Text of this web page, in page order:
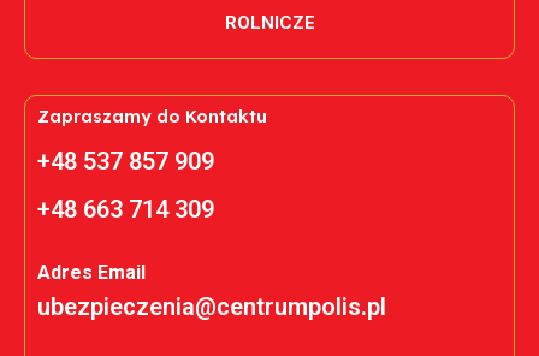
ROLNICZE
Zapraszamy do Kontaktu
+48 537 857 909
+48 663 714 309
Adres Email
ubezpieczenia@centrumpolis.pl